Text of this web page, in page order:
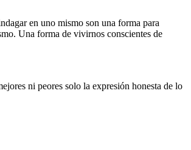
en uno mismo son una forma para
Una forma de vivirnos conscientes de
ni peores solo la expresión honesta de lo